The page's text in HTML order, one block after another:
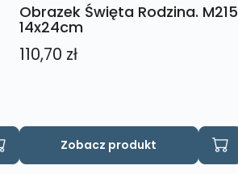
Obrazek Święta Rodzina. M215
14x24cm
110,70 zł
Zobacz produkt